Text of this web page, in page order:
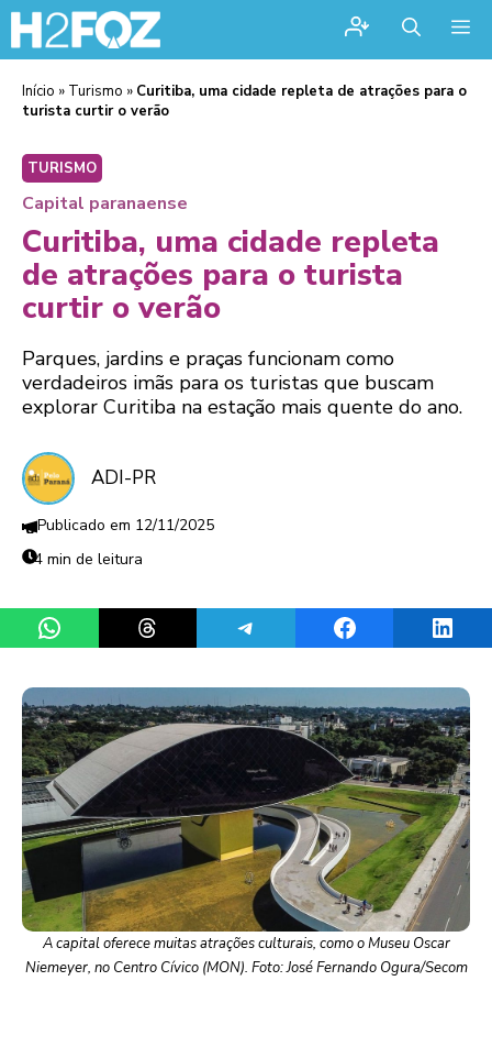
Início » Turismo » Curitiba, uma cidade repleta de atrações para o
turista curtir o verão
TURISMO
Capital paranaense
Curitiba, uma cidade repleta
de atrações para o turista
curtir o verão
Parques, jardins e praças funcionam como
verdadeiros imãs para os turistas que buscam
explorar Curitiba na estação mais quente do ano.
ADI-PR
12/11/2025
4 min de leitura
Share on WhatsAppShare on ThreadsShare on TelegramShare on Facebook
A capital oferece muitas atrações culturais, como o Museu Oscar
Niemeyer, no Centro Cívico (MON). Foto: José Fernando Ogura/Secom